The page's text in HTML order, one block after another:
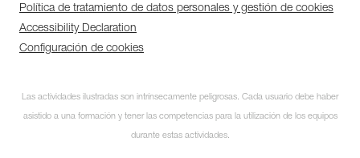
Política de tratamiento de datos personales y gestión de cookies
Accessibility Declaration
Configuración de cookies
Las actividades ilustradas son intrínsecamente peligrosas. Cada usuario debe haber
asistido a una formación y tener las competencias para la utilización de los equipos
durante estas actividades.